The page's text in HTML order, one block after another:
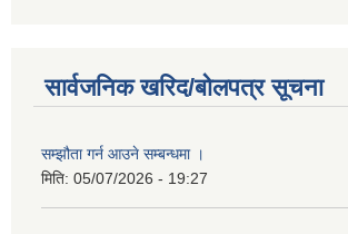
सार्वजनिक खरिद/बोलपत्र सूचना
सम्झौता गर्न आउने सम्बन्धमा ।
मिति: 05/07/2026 - 19:27